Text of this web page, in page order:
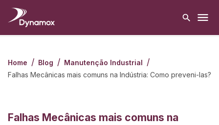
Home / Blog / Manutenção Industrial /
Falhas Mecânicas mais comuns na Indústria: Como preveni-las?
Falhas Mecânicas mais comuns na